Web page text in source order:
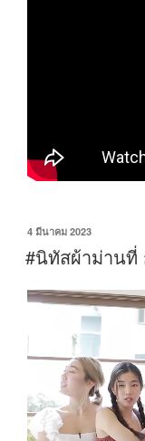
4 มีนาคม 2023
#นิทัสผ้าม่านที่